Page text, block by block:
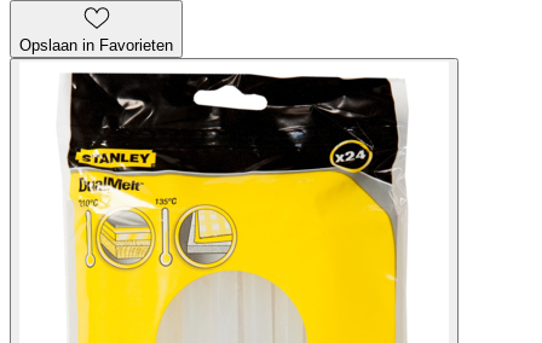
Opslaan in Favorieten